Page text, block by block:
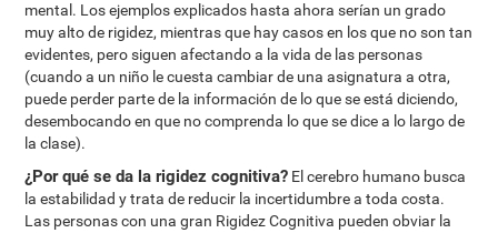
mental. Los ejemplos explicados hasta ahora serían un grado
muy alto de rigidez, mientras que hay casos en los que no son tan
evidentes, pero siguen afectando a la vida de las personas
(cuando a un niño le cuesta cambiar de una asignatura a otra,
puede perder parte de la información de lo que se está diciendo,
desembocando en que no comprenda lo que se dice a lo largo de
la clase).
¿Por qué se da la rigidez cognitiva? El cerebro humano busca
la estabilidad y trata de reducir la incertidumbre a toda costa.
Las personas con una gran Rigidez Cognitiva pueden obviar la